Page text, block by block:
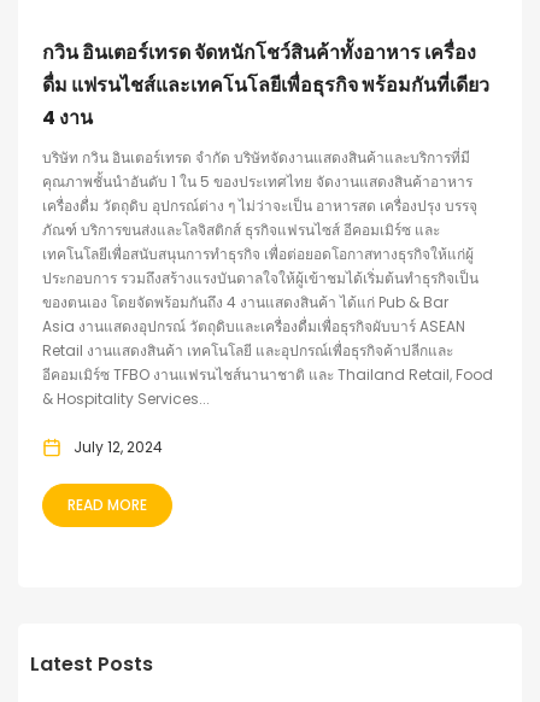
กวิน อินเตอร์เทรด จัดหนักโชว์สินค้าทั้งอาหาร เครื่อง
ดื่ม แฟรนไชส์และเทคโนโลยีเพื่อธุรกิจ พร้อมกันที่เดียว
4 งาน
บริษัท กวิน อินเตอร์เทรด จำกัด บริษัทจัดงานแสดงสินค้าและบริการที่มี
คุณภาพชั้นนำอันดับ 1 ใน 5 ของประเทศไทย จัดงานแสดงสินค้าอาหาร
เครื่องดื่ม วัตถุดิบ อุปกรณ์ต่าง ๆ ไม่ว่าจะเป็น อาหารสด เครื่องปรุง บรรจุ
ภัณฑ์ บริการขนส่งและโลจิสติกส์ ธุรกิจแฟรนไซส์ อีคอมเมิร์ซ และ
เทคโนโลยีเพื่อสนับสนุนการทำธุรกิจ เพื่อต่อยอดโอกาสทางธุรกิจให้แก่ผู้
ประกอบการ รวมถึงสร้างแรงบันดาลใจให้ผู้เข้าชมได้เริ่มต้นทำธุรกิจเป็น
ของตนเอง โดยจัดพร้อมกันถึง 4 งานแสดงสินค้า ได้แก่ Pub & Bar
Asia งานแสดงอุปกรณ์ วัตถุดิบและเครื่องดื่มเพื่อธุรกิจผับบาร์ ASEAN
Retail งานแสดงสินค้า เทคโนโลยี และอุปกรณ์เพื่อธุรกิจค้าปลีกและ
อีคอมเมิร์ซ TFBO งานแฟรนไชส์นานาชาติ และ Thailand Retail, Food
& Hospitality Services...
July 12, 2024
READ MORE
Latest Posts